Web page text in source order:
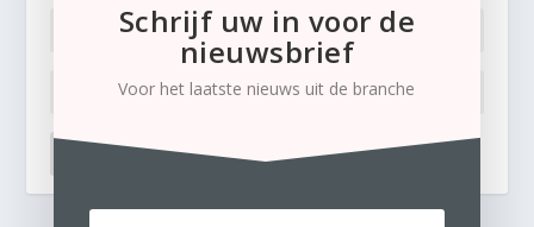
Ik ben mijn wachtwoord kwijt
Schrijf uw in voor de
nieuwsbrief
Voor het laatste nieuws uit de branche